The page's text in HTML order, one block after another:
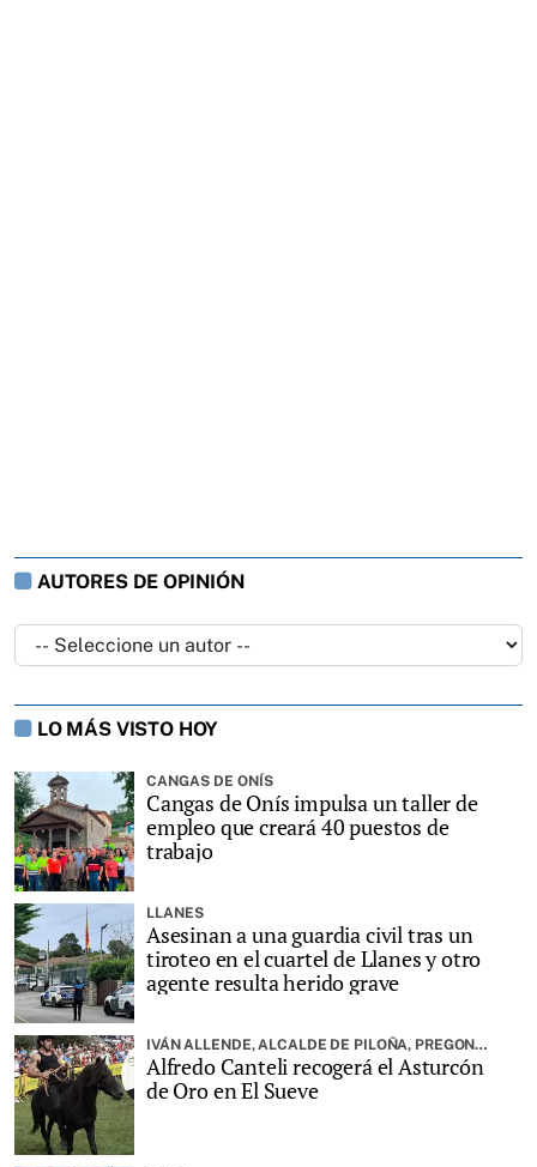
AUTORES DE OPINIÓN
LO MÁS VISTO HOY
CANGAS DE ONÍS
Cangas de Onís impulsa un taller de
empleo que creará 40 puestos de
trabajo
LLANES
Asesinan a una guardia civil tras un
tiroteo en el cuartel de Llanes y otro
agente resulta herido grave
IVÁN ALLENDE, ALCALDE DE PILOÑA, PREGONARÁ LA FIESTA
Alfredo Canteli recogerá el Asturcón
de Oro en El Sueve